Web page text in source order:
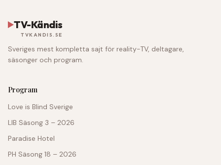
TV-Kändis
TVKANDIS.SE
Sveriges mest kompletta sajt för reality-TV, deltagare,
säsonger och program.
Program
Love is Blind Sverige
LIB Säsong 3 – 2026
Paradise Hotel
PH Säsong 18 – 2026